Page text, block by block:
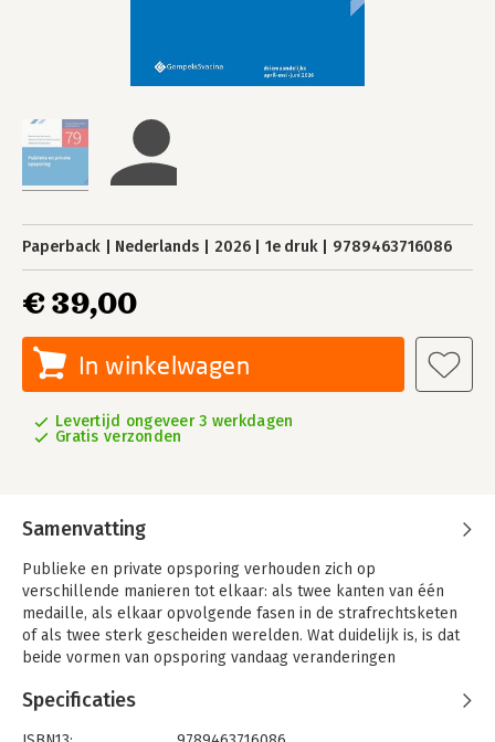
Paperback Nederlands 2026 1e druk 9789463716086
€ 39,00
In winkelwagen
Levertijd ongeveer 3 werkdagen
Gratis verzonden
Samenvatting
Publieke en private opsporing verhouden zich op
verschillende manieren tot elkaar: als twee kanten van één
medaille, als elkaar opvolgende fasen in de strafrechtsketen
of als twee sterk gescheiden werelden. Wat duidelijk is, is dat
beide vormen van opsporing vandaag veranderingen
inzetten van nieuwe methoden, nieuwe wetgeving biedt andere
Specificaties